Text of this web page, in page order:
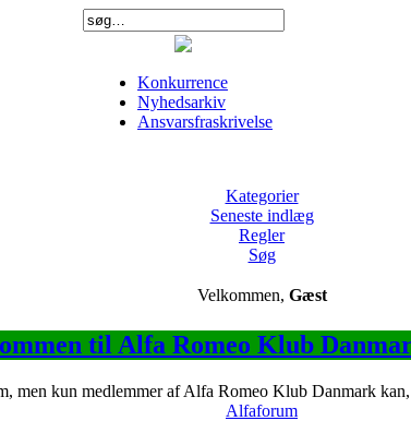
Konkurrence
Nyhedsarkiv
Ansvarsfraskrivelse
Kategorier
Seneste indlæg
Regler
Søg
Velkommen, Gæst
til Alfa Romeo Klub
men kun medlemmer af Alfa Romeo Klub Danmark
Alfaforum